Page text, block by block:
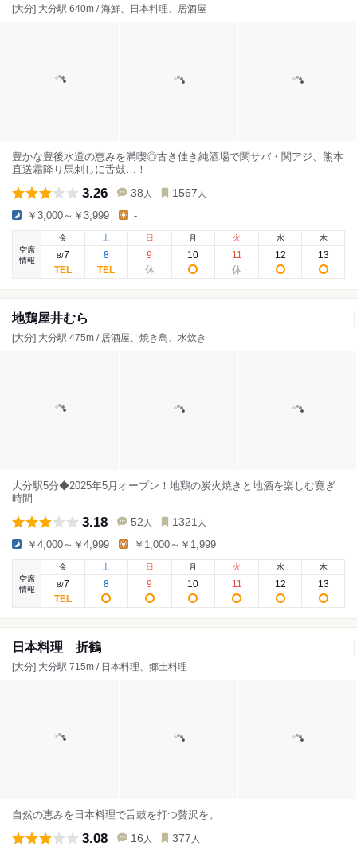
[大分] 大分駅 640m / 海鮮、日本料理、居酒屋
豊かな豊後水道の恵みを満喫◎古き佳き純酒場で関サバ・関アジ、熊本
直送霜降り馬刺しに舌鼓…！
3.26 38 人 1567 人
￥3,000～￥3,999 -
空席
情報
金
8/7
土
8
日
9
月
10
火
11
水
12
木
13
地鶏屋井むら
[大分] 大分駅 475m / 居酒屋、焼き鳥、水炊き
大分駅5分◆2025年5月オープン！地鶏の炭火焼きと地酒を楽しむ寛ぎ
時間
3.18 52 人 1321 人
￥4,000～￥4,999 ￥1,000～￥1,999
空席
情報
金
8/7
土
8
日
9
月
10
火
11
水
12
木
13
日本料理 折鶴
[大分] 大分駅 715m / 日本料理、郷土料理
自然の恵みを日本料理で舌鼓を打つ贅沢を。
3.08 16 人 377 人